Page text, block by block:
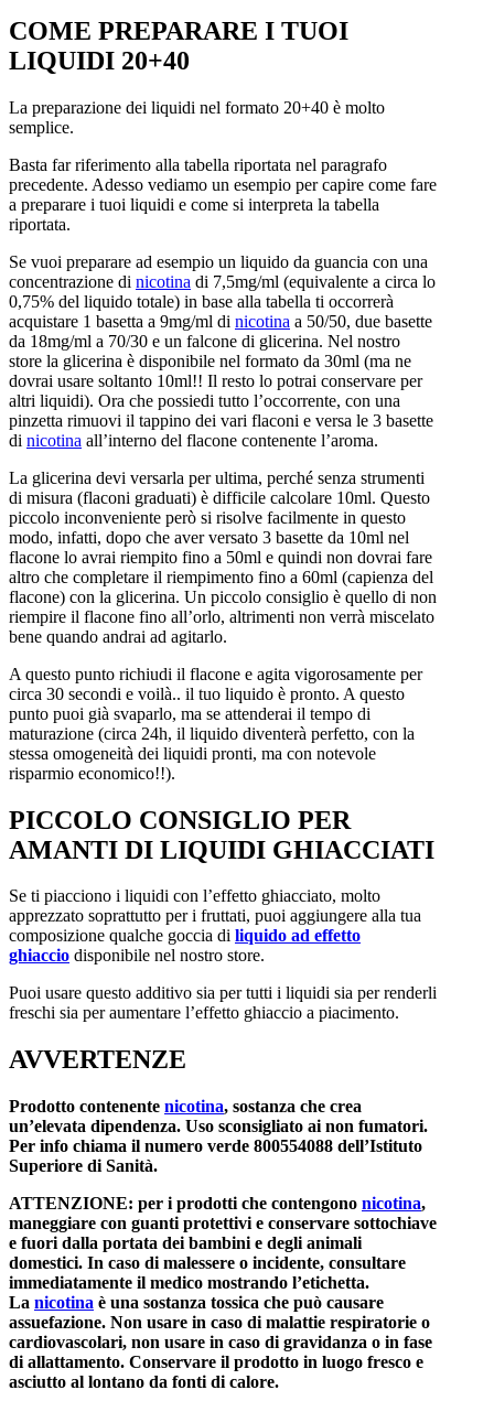
COME PREPARARE I TUOI
LIQUIDI 20+40
La preparazione dei liquidi nel formato 20+40 è molto
semplice.
Basta far riferimento alla tabella riportata nel paragrafo
precedente. Adesso vediamo un esempio per capire come fare
a preparare i tuoi liquidi e come si interpreta la tabella
riportata.
Se vuoi preparare ad esempio un liquido da guancia con una
concentrazione di nicotina di 7,5mg/ml (equivalente a circa lo
0,75% del liquido totale) in base alla tabella ti occorrerà
acquistare 1 basetta a 9mg/ml di nicotina a 50/50, due basette
da 18mg/ml a 70/30 e un falcone di glicerina. Nel nostro
store la glicerina è disponibile nel formato da 30ml (ma ne
dovrai usare soltanto 10ml!! Il resto lo potrai conservare per
altri liquidi). Ora che possiedi tutto l’occorrente, con una
pinzetta rimuovi il tappino dei vari flaconi e versa le 3 basette
di nicotina all’interno del flacone contenente l’aroma.
La glicerina devi versarla per ultima, perché senza strumenti
di misura (flaconi graduati) è difficile calcolare 10ml. Questo
piccolo inconveniente però si risolve facilmente in questo
modo, infatti, dopo che aver versato 3 basette da 10ml nel
flacone lo avrai riempito fino a 50ml e quindi non dovrai fare
altro che completare il riempimento fino a 60ml (capienza del
flacone) con la glicerina. Un piccolo consiglio è quello di non
riempire il flacone fino all’orlo, altrimenti non verrà miscelato
bene quando andrai ad agitarlo.
A questo punto richiudi il flacone e agita vigorosamente per
circa 30 secondi e voilà.. il tuo liquido è pronto. A questo
punto puoi già svaparlo, ma se attenderai il tempo di
maturazione (circa 24h, il liquido diventerà perfetto, con la
stessa omogeneità dei liquidi pronti, ma con notevole
risparmio economico!!).
PICCOLO CONSIGLIO PER
AMANTI DI LIQUIDI GHIACCIATI
Se ti piacciono i liquidi con l’effetto ghiacciato, molto
apprezzato soprattutto per i fruttati, puoi aggiungere alla tua
composizione qualche goccia di liquido ad effetto
ghiaccio disponibile nel nostro store.
Puoi usare questo additivo sia per tutti i liquidi sia per renderli
freschi sia per aumentare l’effetto ghiaccio a piacimento.
AVVERTENZE
Prodotto contenente nicotina, sostanza che crea
un’elevata dipendenza. Uso sconsigliato ai non fumatori.
Per info chiama il numero verde 800554088 dell’Istituto
Superiore di Sanità.
ATTENZIONE: per i prodotti che contengono nicotina,
maneggiare con guanti protettivi e conservare sottochiave
e fuori dalla portata dei bambini e degli animali
domestici. In caso di malessere o incidente, consultare
immediatamente il medico mostrando l’etichetta.
La nicotina è una sostanza tossica che può causare
assuefazione. Non usare in caso di malattie respiratorie o
cardiovascolari, non usare in caso di gravidanza o in fase
di allattamento. Conservare il prodotto in luogo fresco e
asciutto al lontano da fonti di calore.